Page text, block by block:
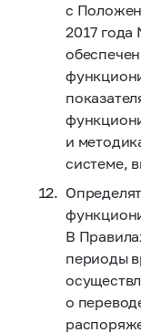
с
2017
и
системе,
В
периоды
о